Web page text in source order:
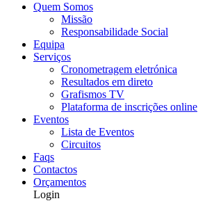
Quem Somos
Missão
Responsabilidade Social
Equipa
Serviços
Cronometragem eletrónica
Resultados em direto
Grafismos TV
Plataforma de inscrições online
Eventos
Lista de Eventos
Circuitos
Faqs
Contactos
Orçamentos
Login